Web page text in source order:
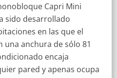
Capri Mini
sido desarrollado
en las que el
una anchura de sólo 81
encaja
pared y apenas ocupa